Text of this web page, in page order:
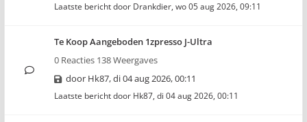
Laatste bericht door Drankdier, wo 05 aug 2026, 09:11
Te Koop Aangeboden 1zpresso J-Ultra
0 Reacties 138 Weergaves
door Hk87,di 04 aug 2026, 00:11
Laatste bericht door Hk87, di 04 aug 2026, 00:11